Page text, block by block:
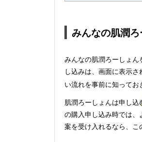
みんなの肌潤
みんなの肌潤ろーしょん
し込みは、画面に表示
い流れを事前に知ってお
肌潤ろーしょんは申し込
の購入申し込み時では、
案を受け入れるなら、こ